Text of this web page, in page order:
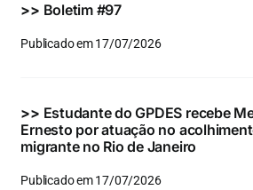
>> Boletim #97
Publicado em 17/07/2026
>> Estudante do GPDES recebe
Ernesto por atuação no
migrante no Rio de Janeiro
Publicado em 17/07/2026